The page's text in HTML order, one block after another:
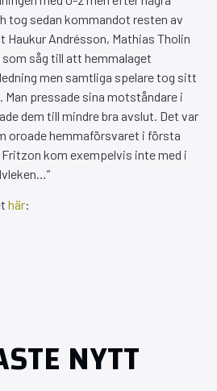
tog sedan kommandot resten av
Haukur Andrésson, Mathias Tholin
såg till att hemmalaget
men samtliga spelare tog sitt
pressade sina motståndare i
dem till mindre bra avslut. Det var
oroade hemmaförsvaret i första
kom exempelvis inte med i
här:
NYTT